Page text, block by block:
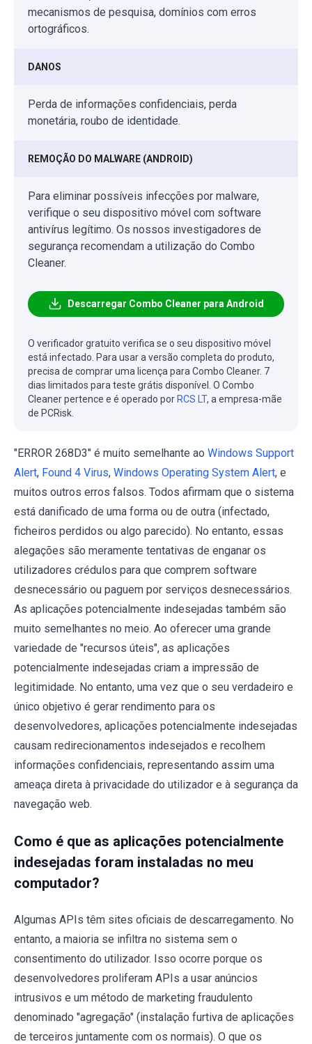
mecanismos de pesquisa, domínios com erros
ortográficos.
DANOS
Perda de informações confidenciais, perda
monetária, roubo de identidade.
REMOÇÃO DO MALWARE (ANDROID)
Para eliminar possíveis infecções por malware,
verifique o seu dispositivo móvel com software
antivírus legítimo. Os nossos investigadores de
segurança recomendam a utilização do Combo
Cleaner.
Descarregar Combo Cleaner para Android
O verificador gratuito verifica se o seu dispositivo móvel
está infectado. Para usar a versão completa do produto,
precisa de comprar uma licença para Combo Cleaner. 7
dias limitados para teste grátis disponível. O Combo
Cleaner pertence e é operado porRCS LT, a empresa-mãe
de PCRisk.
"ERROR 268D3" é muito semelhante ao Windows Support
Alert, Found 4 Virus, Windows Operating System Alert, e
muitos outros erros falsos. Todos afirmam que o sistema
está danificado de uma forma ou de outra (infectado,
ficheiros perdidos ou algo parecido). No entanto, essas
alegações são meramente tentativas de enganar os
utilizadores crédulos para que comprem software
desnecessário ou paguem por serviços desnecessários.
As aplicações potencialmente indesejadas também são
muito semelhantes no meio. Ao oferecer uma grande
variedade de "recursos úteis", as aplicações
potencialmente indesejadas criam a impressão de
legitimidade. No entanto, uma vez que o seu verdadeiro e
único objetivo é gerar rendimento para os
desenvolvedores, aplicações potencialmente indesejadas
causam redirecionamentos indesejados e recolhem
informações confidenciais, representando assim uma
ameaça direta à privacidade do utilizador e à segurança da
navegação web.
Como é que as aplicações potencialmente
indesejadas foram instaladas no meu
computador?
Algumas APIs têm sites oficiais de descarregamento. No
entanto, a maioria se infiltra no sistema sem o
consentimento do utilizador. Isso ocorre porque os
desenvolvedores proliferam APIs a usar anúncios
intrusivos e um método de marketing fraudulento
denominado "agregação" (instalação furtiva de aplicações
de terceiros juntamente com os normais). O que os